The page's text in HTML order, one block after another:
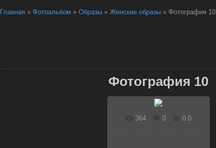
Главная » Фотоальбом » Образы » Женские образы » Фотография 10
Фотография 10
364 0 0.0